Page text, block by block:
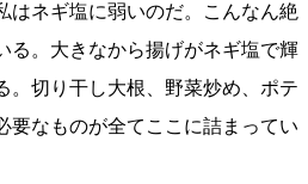
はネギ塩に弱いのだ。こんなん絶
る。大きなから揚げがネギ塩で輝
。切り干し大根、野菜炒め、ポテ
要なものが全てここに詰まってい